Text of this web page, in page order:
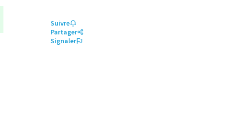
Suivre
Partager
Signaler